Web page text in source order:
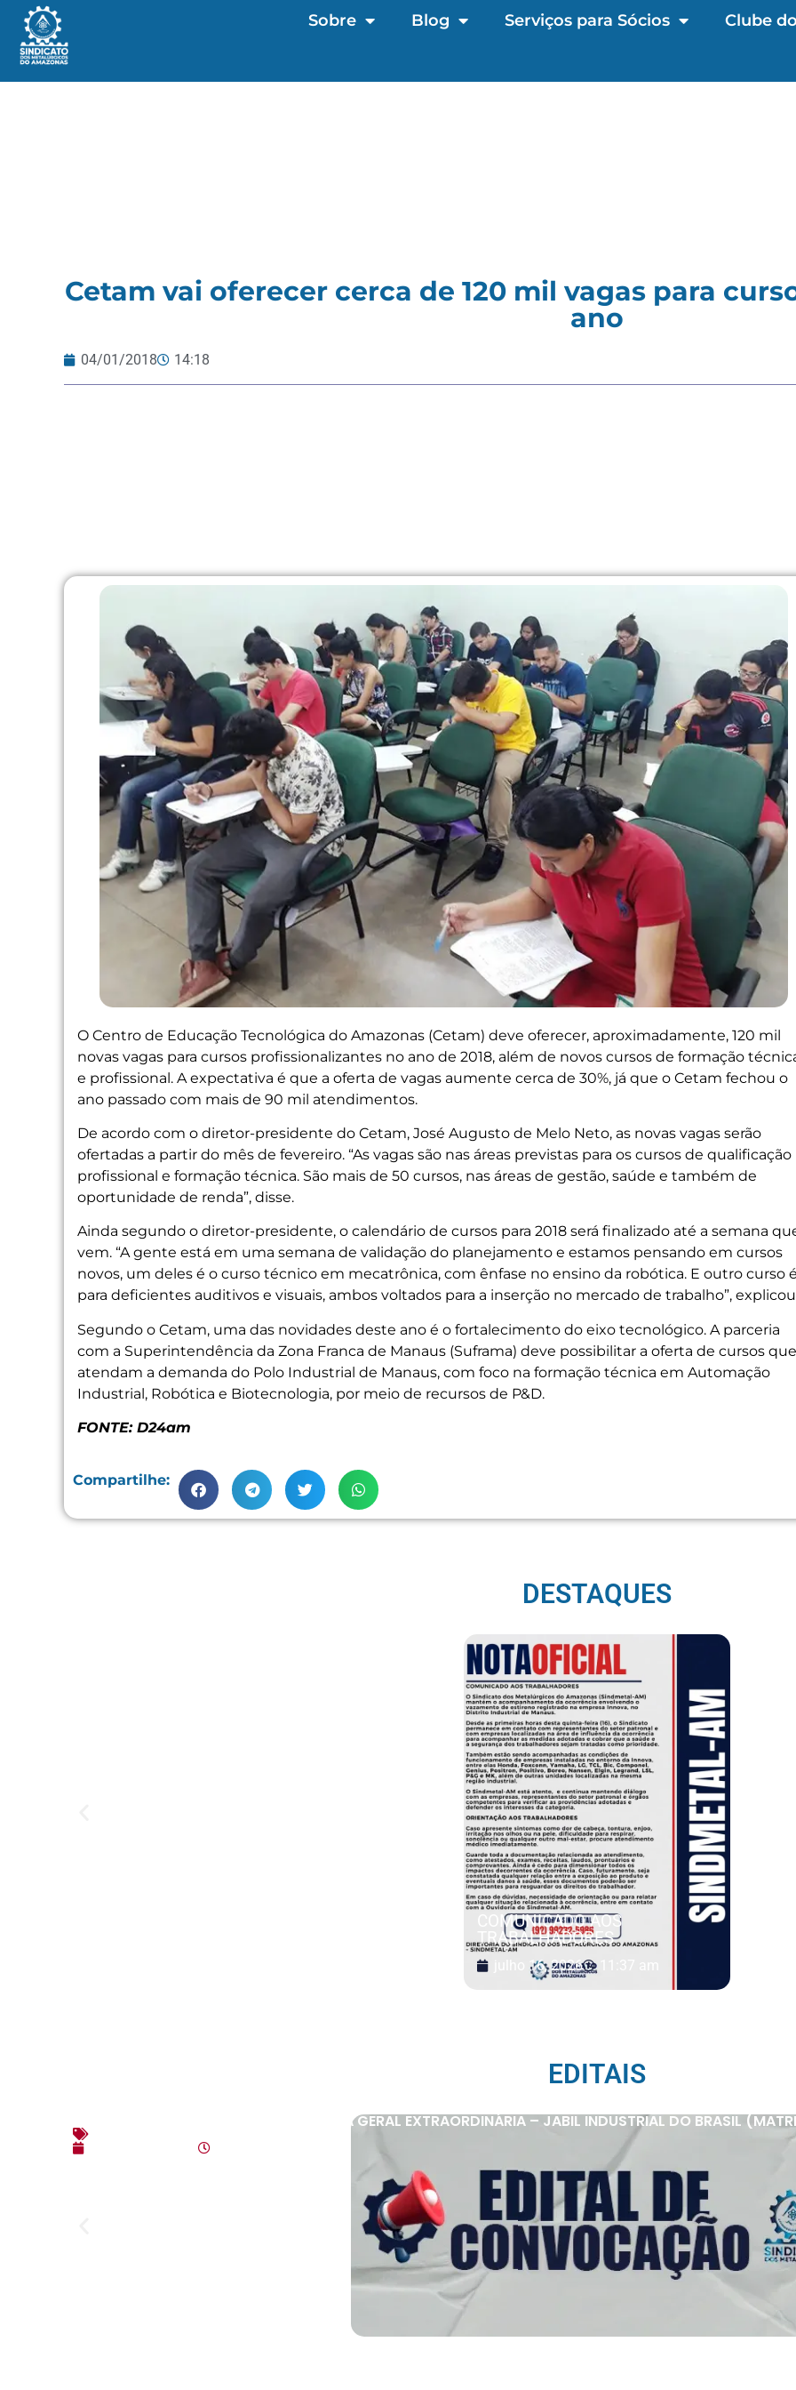
Sobre Blog Serviços para Sócios Clube
Cetam vai oferecer cerca de 120 mil vagas para
ano
04/01/2018 14:18
O Centro de Educação Tecnológica do Amazonas (Cetam) deve oferecer, aproximadamente, 120 mil
novas vagas para cursos profissionalizantes no ano de 2018, além de novos cursos de formação
e profissional. A expectativa é que a oferta de vagas aumente cerca de 30%, já que o Cetam fechou o
ano passado com mais de 90 mil atendimentos.
De acordo com o diretor-presidente do Cetam, José Augusto de Melo Neto, as novas vagas serão
ofertadas a partir do mês de fevereiro. “As vagas são nas áreas previstas para os cursos de qualificação
profissional e formação técnica. São mais de 50 cursos, nas áreas de gestão, saúde e também de
oportunidade de renda”, disse.
Ainda segundo o diretor-presidente, o calendário de cursos para 2018 será finalizado até a semana
vem. “A gente está em uma semana de validação do planejamento e estamos pensando em cursos
novos, um deles é o curso técnico em mecatrônica, com ênfase no ensino da robótica. E outro curso é
para deficientes auditivos e visuais, ambos voltados para a inserção no mercado de trabalho”,
Segundo o Cetam, uma das novidades deste ano é o fortalecimento do eixo tecnológico. A parceria
com a Superintendência da Zona Franca de Manaus (Suframa) deve possibilitar a oferta de cursos que
atendam a demanda do Polo Industrial de Manaus, com foco na formação técnica em Automação
Industrial, Robótica e Biotecnologia, por meio de recursos de P&D.
FONTE: D24am
Compartilhe:
DESTAQUES
COMUNICADO AOS
TRABALHADORES
julho 16, 2026
EDITAIS
EDITAL DE CONVOCAÇÃO – ASSEMBLEIA GERAL EXTRAORDINÁRIA – JABIL INDUSTRIAL DO BRASIL